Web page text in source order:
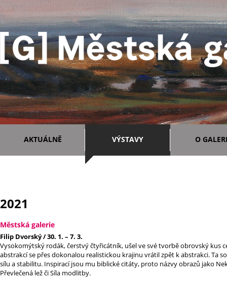
AKTUÁLNĚ VÝSTAVY O
2021
Městská galerie
Filip Dvorský / 30. 1. – 7. 3.
Vysokomýtský rodák, čerstvý čtyřicátník, ušel ve své tvorbě obrovský kus
abstrakcí se přes dokonalou realistickou krajinu vrátil zpět k abstrakci. Ta
sílu a stabilitu. Inspirací jsou mu biblické citáty, proto názvy obrazů jako
Převlečená lež či Síla modlitby.